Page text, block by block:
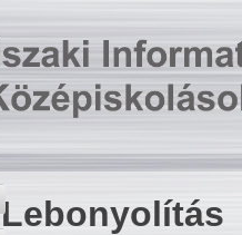
Lebonyolítás